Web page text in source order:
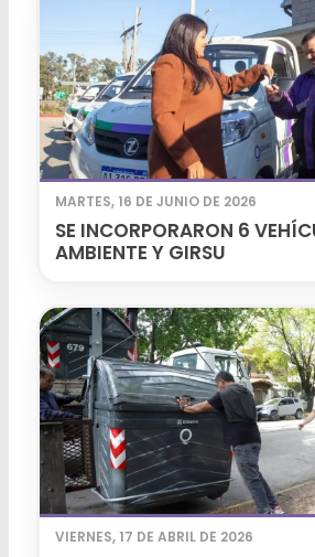
MARTES, 16 DE JUNIO DE 2026
SE INCORPORARON 6
AMBIENTE Y GIRSU
VIERNES, 17 DE ABRIL DE 2026